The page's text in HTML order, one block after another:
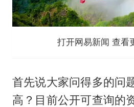
打开网易新闻 查看
首先说大家问得多的问
高？目前公开可查询的